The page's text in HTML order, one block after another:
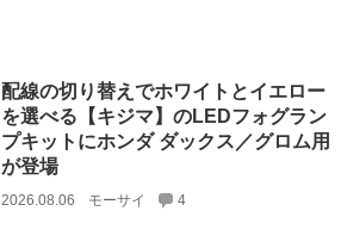
配線の切り替えでホワイトとイエロー
を選べる【キジマ】のLEDフォグラン
プキットにホンダ ダックス／グロム用
が登場
2026.08.06 モーサイ 4